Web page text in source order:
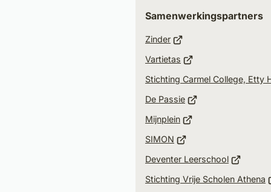
Samenwerkingspartners
Zinder(Verwijst
naar
een
externe
website)
Vartietas (Verwijst
naar
externe
website)
Stichting Carmel College, Etty
De Passie(Verwijst
naar
een
website)
Mijnplein(Verwijst
naar
een
externe
website)
SIMON (Verwijst
naar
externe
Deventer Leerschool(Verwijst
naar
Stichting Vrije Scholen Athena